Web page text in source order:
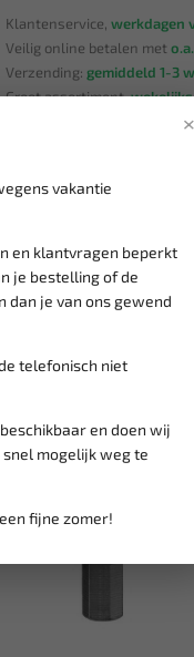
×
vakantie
en klantvragen beperkt
je bestelling of de
dan je van ons gewend
telefonisch niet
en doen wij
mogelijk weg te
fijne zomer!
Klantenservice, werkdagen
Veilig online betalen met
Verzending: gemiddeld 1-3
Groot assortiment,
€ 6,95